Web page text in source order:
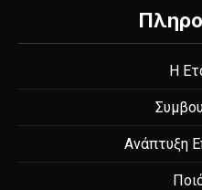
Η
Ανάπτυξη